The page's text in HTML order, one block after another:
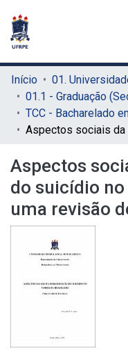
Início
01.1 - Graduação
Aspectos
do suicídio
uma revisão